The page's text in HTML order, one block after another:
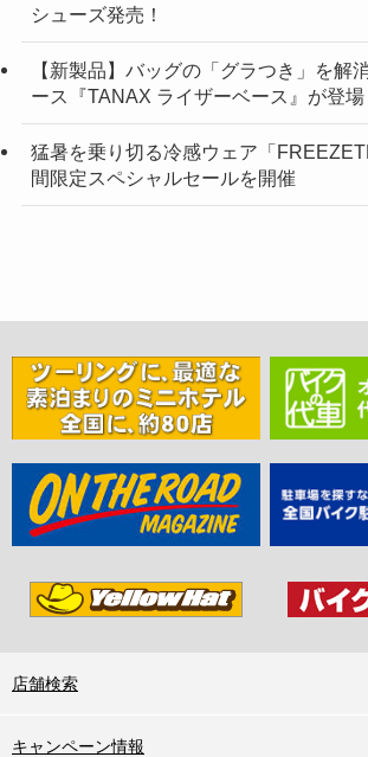
シューズ発売！
【新製品】バッグの「グラつき」を解
ース『TANAX ライザーベース』が登場
猛暑を乗り切る冷感ウェア「
間限定スペシャルセールを開催
店舗検索
キャンペーン情報